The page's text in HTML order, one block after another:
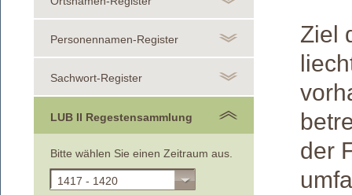
Personennamen-Register
Sachwort-Register
LUB II Regestensammlung
Bitte wählen Sie einen Zeitraum aus.
1417 - 1420
Ziel
der